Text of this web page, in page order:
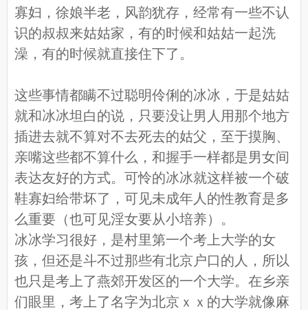
寡妇，徐娘半老，风韵犹存，经常有一些不认
识的叔叔来姑姑家，有的时候和姑姑一起洗
澡，有的时候就直接住下了。
这些事情都瞒不过聪明伶俐的冰冰，于是姑姑
就和冰冰坦白的说，只要没让男人用那个地方
插进去就不算对不去死去的姑父，至于摸胸、
亲嘴这些都不算什么，和握手一样都是男女间
表达友好的方式。可怜的冰冰就这样被一个破
鞋寡妇给带坏了，可见未成年人的性教育是多
么重要（也可见淫女要从小培养）。
冰冰学习很好，是村里第一个考上大学的女
孩，但还是斗不过那些有北京户口的人，所以
也只是考上了燕郊开发区的一个大学。在乡亲
们眼里，考上了名字为北京ｘｘ的大学就像麻